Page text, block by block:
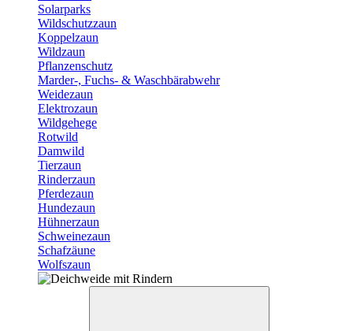
Solarparks
Wildschutzzaun
Koppelzaun
Wildzaun
Pflanzenschutz
Marder-, Fuchs- & Waschbärabwehr
Weidezaun
Elektrozaun
Wildgehege
Rotwild
Damwild
Tierzaun
Rinderzaun
Pferdezaun
Hundezaun
Hühnerzaun
Schweinezaun
Schafzäune
Wolfszaun